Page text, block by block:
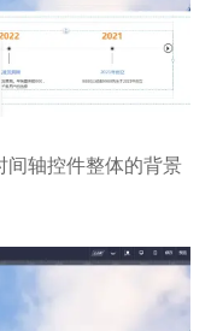
间轴控件整体的背景